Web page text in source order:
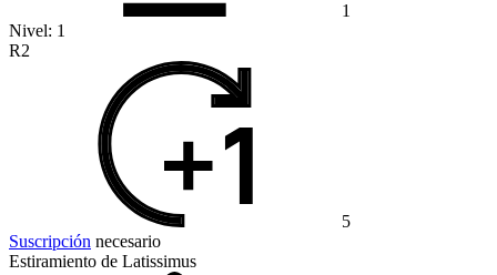
1
Nivel: 1
R2
5
Suscripción necesario
Estiramiento de Latissimus